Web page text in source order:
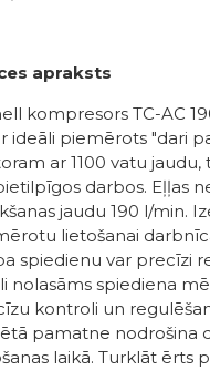
apraksts
kompresors TC-AC
ideāli piemērots "dari
ar 1100 vatu
darbos. Eļļas
jaudu 190 l/min.
lietošanai
spiedienu var precīzi
nolasāms spiediena
kontroli un
pamatne nodrošina
laikā. Turklāt ērts